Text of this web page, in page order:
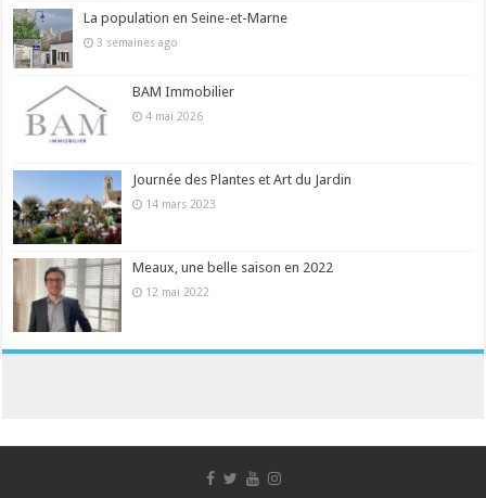
La population en Seine-et-Marne
3 semaines ago
BAM Immobilier
4 mai 2026
Journée des Plantes et Art du Jardin
14 mars 2023
Meaux, une belle saison en 2022
12 mai 2022